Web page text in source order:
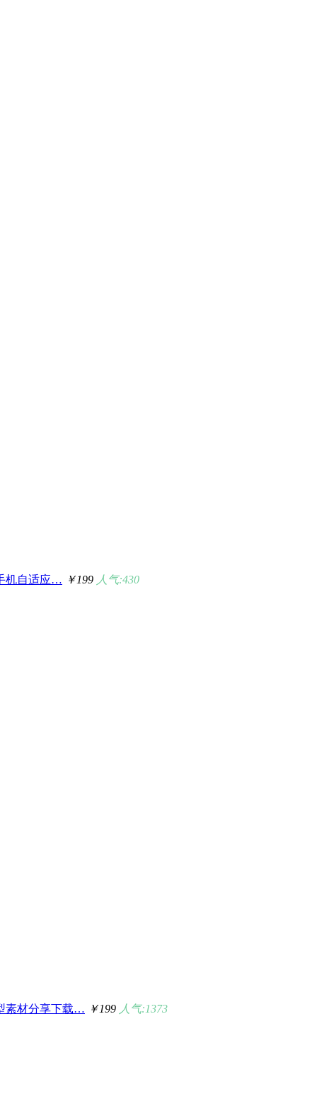
机自适应… ￥199 人气:430
素材分享下载… ￥199 人气:1373